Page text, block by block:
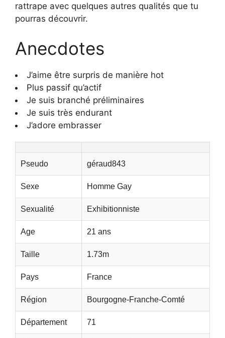
rattrape avec quelques autres qualités que tu
pourras découvrir.
Anecdotes
J’aime être surpris de manière hot
Plus passif qu’actif
Je suis branché préliminaires
Je suis très endurant
J’adore embrasser
Pseudo géraud843
Sexe Homme Gay
Sexualité Exhibitionniste
Age 21 ans
Taille 1.73m
Pays France
Région Bourgogne-Franche-Comté
Département 71